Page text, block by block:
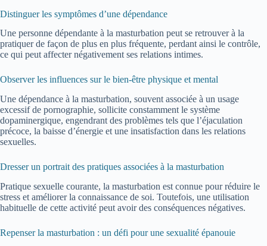
Distinguer les symptômes d’une dépendance
Une personne dépendante à la masturbation peut se retrouver à la
pratiquer de façon de plus en plus fréquente, perdant ainsi le contrôle,
ce qui peut affecter négativement ses relations intimes.
Observer les influences sur le bien-être physique et mental
Une dépendance à la masturbation, souvent associée à un usage
excessif de pornographie, sollicite constamment le système
dopaminergique, engendrant des problèmes tels que l’éjaculation
précoce, la baisse d’énergie et une insatisfaction dans les relations
sexuelles.
Dresser un portrait des pratiques associées à la masturbation
Pratique sexuelle courante, la masturbation est connue pour réduire le
stress et améliorer la connaissance de soi. Toutefois, une utilisation
habituelle de cette activité peut avoir des conséquences négatives.
Repenser la masturbation : un défi pour une sexualité épanouie